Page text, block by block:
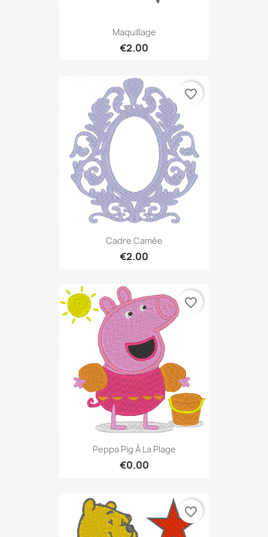
Maquillage
€2.00
Cadre Camée
€2.00
favorite_border
Peppa Pig À La Plage
€0.00
favorite_border
favorite_border